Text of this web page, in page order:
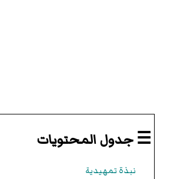
☰ جدول المحتويات
نبذة تمهيدية